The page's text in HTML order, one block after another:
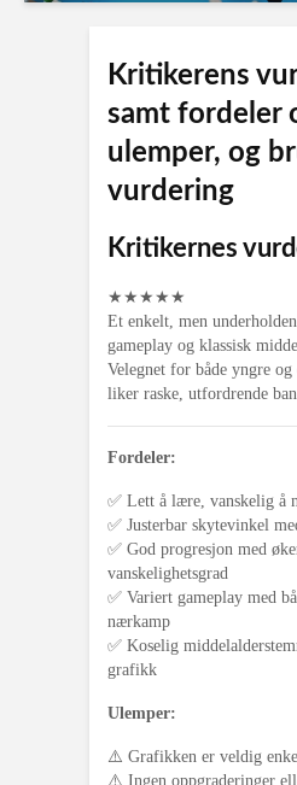
Kritikerens
samt fordeler
ulemper, og
vurdering
Kritikernes
★ ★ ★ ★ ★
Et enkelt, men
gameplay og klassisk
Velegnet for både yngre
liker raske, utfordrende
Fordeler:
✅ Lett å lære, vanskelig å
✅ Justerbar skytevinkel
✅ God progresjon med
vanskelighetsgrad
✅ Variert gameplay med
nærkamp
✅ Koselig
grafikk
Ulemper:
⚠️ Grafikken er veldig
⚠️ Ingen oppgraderinger